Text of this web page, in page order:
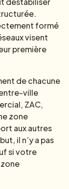
formé
visent
première
de chacune
ville
ZAC,
zone
aux autres
il n’y a pas
si votre